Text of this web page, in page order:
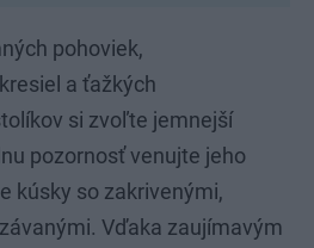
pohoviek,
a ťažkých
si zvoľte jemnejší
pozornosť venujte jeho
kúsky so zakrivenými,
Vďaka zaujímavým